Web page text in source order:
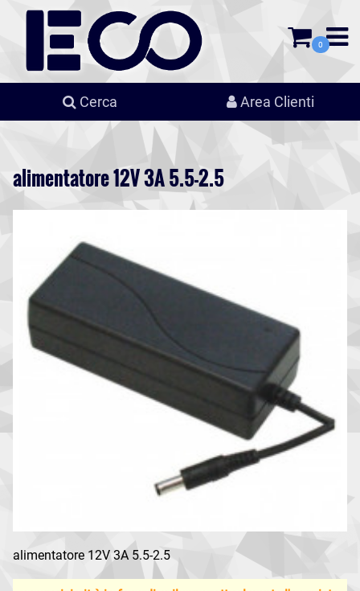
0
Cerca Area Clienti
alimentatore 12V 3A 5.5-2.5
alimentatore 12V 3A 5.5-2.5